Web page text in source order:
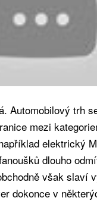
Automobilový trh
mezi
elektrický
dlouho
však slaví
dokonce v